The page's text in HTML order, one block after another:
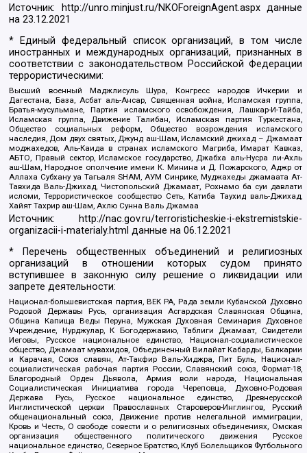
Источник: http://unro.minjust.ru/NKOForeignAgent.aspxданные
на23.12.2021
* Единый федеральный список организаций, в том числе
иностранных и международных организаций, признанных в
соответствии с законодательством Российской Федерации
террористическими:
Высший военный Маджлисуль Шура, Конгресс народов Ичкерии и
Дагестана, База, Асбат аль-Ансар, Священная война, Исламская группа,
Братья-мусульмане, Партия исламского освобождения, Лашкар-И-Тайба,
Исламская группа, Движение Талибан, Исламская партия Туркестана,
Общество социальных реформ, Общество возрождения исламского
наследия, Дом двух святых, Джунд аш-Шам, Исламский джихад – Джамаат
моджахедов, Аль-Каида в странах исламского Магриба, Имарат Кавказ,
АБТО, Правый сектор, Исламское государство, Джабха аль-Нусра ли-Ахль
аш-Шам, Народное ополчение имени К. Минина и Д. Пожарского, Аджр от
Аллаха Субхану уа Тагьаля SHAM, АУМ Синрике, Муджахеды джамаата Ат-
Тавхида Валь-Джихад, Чистопольский Джамаат, Рохнамо ба суи давлати
исломи, Террористическое сообщество Сеть, Катиба Таухид валь-Джихад,
Хайят Тахрир аш-Шам, Ахлю Сунна Валь Джамаа
Источник:
http://nac.gov.ru/terroristicheskie-i-ekstremistskie-
organizacii-i-materialy.html данные на06.12.2021
* Перечень общественных объединений и религиозных
организаций в отношении которых судом принято
вступившее в законную силу решение о ликвидации или
запрете деятельности:
Национал-большевистская партия, ВЕК РА, Рада земли Кубанской Духовно
Родовой Державы Русь, организация Асгардская Славянская Община,
Община Капища Веды Перуна, Мужская Духовная Семинария Духовное
Учреждение, Нурджулар, К Богодержавию, Таблиги Джамаат, Свидетели
Иеговы, Русское национальное единство, Национал-социалистическое
общество, Джамаат мувахидов, Объединенный Вилайат Кабарды, Балкарии
и Карачая, Союз славян, Ат-Такфир Валь-Хиджра, Пит Буль, Национал-
социалистическая рабочая партия России, Славянский союз, Формат-18,
Благородный Орден Дьявола, Армия воли народа, Национальная
Социалистическая Инициатива города Череповца, Духовно-Родовая
Держава Русь, Русское национальное единство, Древнерусской
Инглистической церкви Православных Староверов-Инглингов, Русский
общенациональный союз, Движение против нелегальной иммиграции,
Кровь и Честь, О свободе совести и о религиозных объединениях, Омская
организация общественного политического движения Русское
национальное единство, Северное Братство, Клуб Болельщиков Футбольного